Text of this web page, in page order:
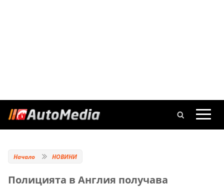
Начало НОВИНИ
Полицията в Англия получава